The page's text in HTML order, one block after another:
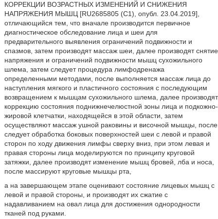
КОРРЕКЦИИ ВОЗРАСТНЫХ ИЗМЕНЕНИЙ И СНИЖЕНИЯ
НАПРЯЖЕНИЯ МЫШЦ [RU2685805 (C1), опубл. 23.04.2019],
отличающийся тем, что вначале производится первичное
диагностическое обследование лица и шеи для
предварительного выявления ограничений подвижности и
спазмов, затем производят массаж шеи, далее производят снятие
напряжения и ограничений подвижности мышц сухожильного
шлема, затем следует процедура лимфодренажа
определенными методами, после выполняется массаж лица до
наступления мягкого и пластичного состояния с последующим
возвращением к мышцам сухожильного шлема, далее производят
коррекцию состояния поднижнечелюстной зоны лица и подкожно-
жировой клетчатки, находящейся в этой области, затем
осуществляют массаж ушной раковины и височной мышцы, после
следует обработка боковых поверхностей шеи с левой и правой
сторон по ходу движения лимфы сверху вниз, при этом левая и
правая стороны лица моделируются по принципу круговой
затяжки, далее производят изменение мышц бровей, лба и носа,
после массируют круговые мышцы рта,
а на завершающем этапе оценивают состояние лицевых мышц с
левой и правой стороны, и производят их сжатие с
надавливанием на овал лица для достижения однородности
тканей под руками.